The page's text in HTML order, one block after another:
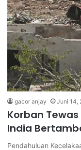
gacor anjay Juni 14,
Korban
India
Pendahuluan